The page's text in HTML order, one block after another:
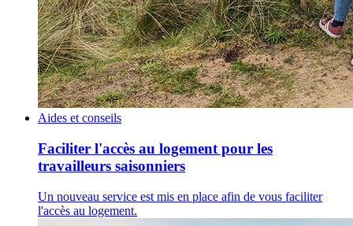
Aides et conseils
Faciliter l'accès au logement pour les
travailleurs saisonniers
Un nouveau service est mis en place afin de vous faciliter
l'accès au logement.